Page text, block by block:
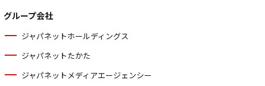
グループ会社
ジャパネットホールディングス
ジャパネットたかた
ジャパネットメディアエージェンシー